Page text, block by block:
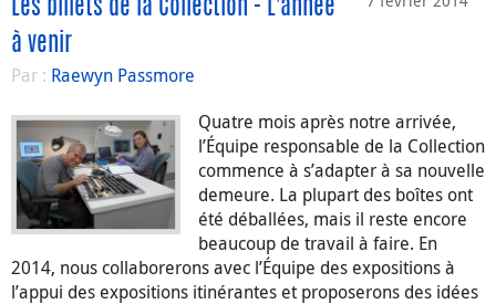
Les billets de la Collection - L'année
à venir
Par : Raewyn Passmore
Quatre mois après notre arrivée,
l’Équipe responsable de la Collection
commence à s’adapter à sa nouvelle
demeure. La plupart des boîtes ont
été déballées, mais il reste encore
beaucoup de travail à faire. En
2014, nous collaborerons avec l’Équipe des expositions à
l’appui des expositions itinérantes et proposerons des idées